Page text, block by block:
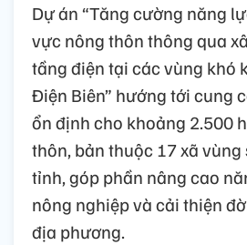
Dự án “Tăng cường năng
vực nông thôn thông qua
tầng điện tại các vùng khó
Điện Biên” hướng tới cung
ổn định cho khoảng 2.500
thôn, bản thuộc 17 xã vùng
tỉnh, góp phần nâng cao
nông nghiệp và cải thiện
địa phương.